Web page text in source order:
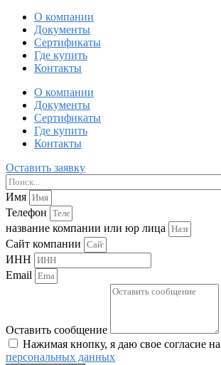
О компании
Документы
Сертификаты
Где купить
Контакты
О компании
Документы
Сертификаты
Где купить
Контакты
Оставить заявку
Имя
Телефон
название компании или юр лица
Сайт компании
ИНН
Email
Оставить сообщение
Нажимая кнопку, я даю свое согласие на
персональных данных